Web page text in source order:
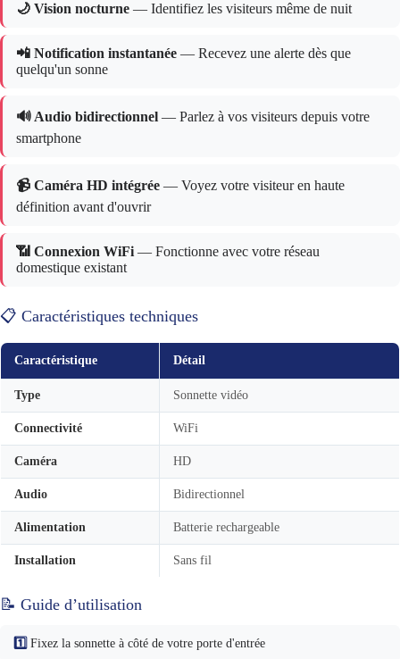
🌙 Vision nocturne — Identifiez les visiteurs même de nuit
📲 Notification instantanée — Recevez une alerte dès que
quelqu'un sonne
🔊 Audio bidirectionnel — Parlez à vos visiteurs depuis votre
smartphone
📹 Caméra HD intégrée — Voyez votre visiteur en haute
définition avant d'ouvrir
📶 Connexion WiFi — Fonctionne avec votre réseau
domestique existant
📋 Caractéristiques techniques
Caractéristique Détail
Type Sonnette vidéo
Connectivité WiFi
Caméra HD
Audio Bidirectionnel
Alimentation Batterie rechargeable
Installation Sans fil
📝 Guide d’utilisation
1️⃣ Fixez la sonnette à côté de votre porte d'entrée